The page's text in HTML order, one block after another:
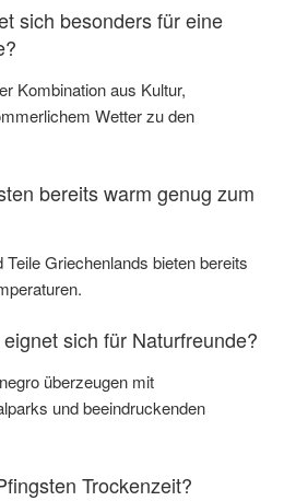
sich besonders für eine
Kombination aus Kultur,
Wetter zu den
bereits warm genug zum
Griechenlands bieten bereits
sich für Naturfreunde?
überzeugen mit
und beeindruckenden
Trockenzeit?